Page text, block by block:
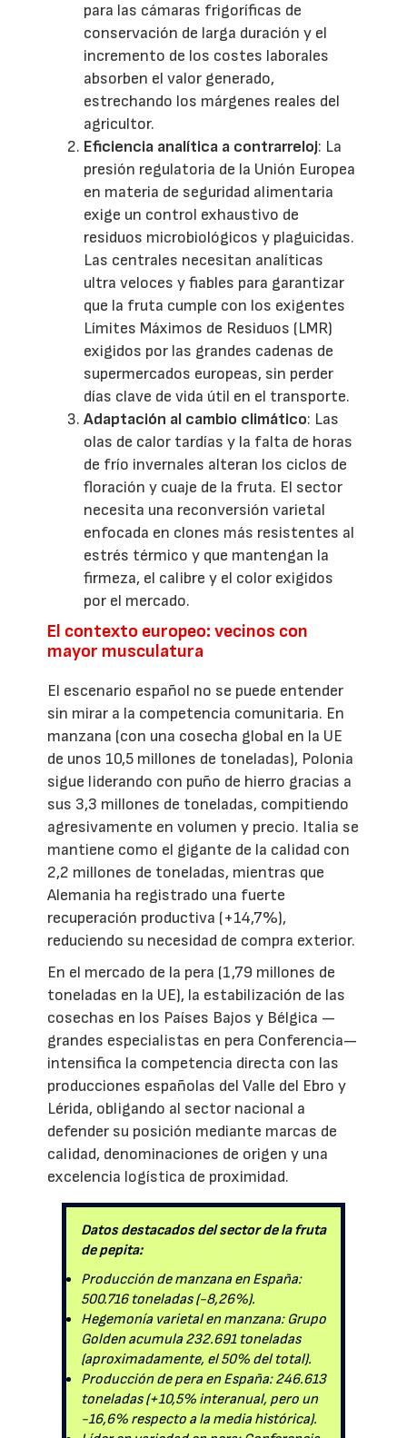
para las cámaras frigoríficas de
conservación de larga duración y el
incremento de los costes laborales
absorben el valor generado,
estrechando los márgenes reales del
agricultor.
Eficiencia analítica a contrarreloj: La
presión regulatoria de la Unión Europea
en materia de seguridad alimentaria
exige un control exhaustivo de
residuos microbiológicos y plaguicidas.
Las centrales necesitan analíticas
ultra veloces y fiables para garantizar
que la fruta cumple con los exigentes
Límites Máximos de Residuos (LMR)
exigidos por las grandes cadenas de
supermercados europeas, sin perder
días clave de vida útil en el transporte.
Adaptación al cambio climático: Las
olas de calor tardías y la falta de horas
de frío invernales alteran los ciclos de
floración y cuaje de la fruta. El sector
necesita una reconversión varietal
enfocada en clones más resistentes al
estrés térmico y que mantengan la
firmeza, el calibre y el color exigidos
por el mercado.
El contexto europeo: vecinos con
mayor musculatura
El escenario español no se puede entender
sin mirar a la competencia comunitaria. En
manzana (con una cosecha global en la UE
de unos 10,5 millones de toneladas), Polonia
sigue liderando con puño de hierro gracias a
sus 3,3 millones de toneladas, compitiendo
agresivamente en volumen y precio. Italia se
mantiene como el gigante de la calidad con
2,2 millones de toneladas, mientras que
Alemania ha registrado una fuerte
recuperación productiva (+14,7%),
reduciendo su necesidad de compra exterior.
En el mercado de la pera (1,79 millones de
toneladas en la UE), la estabilización de las
cosechas en los Países Bajos y Bélgica —
grandes especialistas en pera Conferencia—
intensifica la competencia directa con las
producciones españolas del Valle del Ebro y
Lérida, obligando al sector nacional a
defender su posición mediante marcas de
calidad, denominaciones de origen y una
excelencia logística de proximidad.
Datos destacados del sector de la fruta
de pepita:
Producción de manzana en España:
500.716 toneladas (-8,26%).
Hegemonía varietal en manzana: Grupo
Golden acumula 232.691 toneladas
(aproximadamente, el 50% del total).
Producción de pera en España: 246.613
toneladas (+10,5% interanual, pero un
-16,6% respecto a la media histórica).